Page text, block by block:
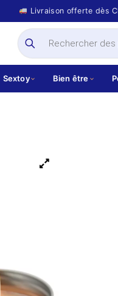
Livraison offerte dès
Sextoy Bien être